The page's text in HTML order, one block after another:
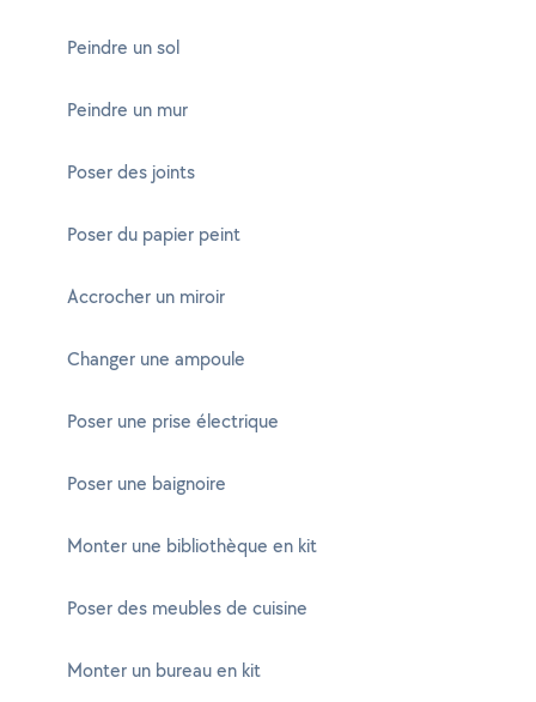
Peindre un sol
Peindre un mur
Poser des joints
Poser du papier peint
Accrocher un miroir
Changer une ampoule
Poser une prise électrique
Poser une baignoire
Monter une bibliothèque en kit
Poser des meubles de cuisine
Monter un bureau en kit